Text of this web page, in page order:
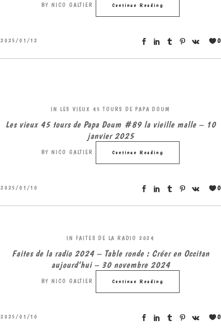
BY NICO GALTIER Continue Reading
2025/01/12 0
IN LES VIEUX 45 TOURS DE PAPA DOUM
Les vieux 45 tours de Papa Doum #89 la vieille malle – 10
janvier 2025
BY NICO GALTIER Continue Reading
2025/01/10 0
IN FAITES DE LA RADIO 2024
Faites de la radio 2024 – Table ronde : Créer en Occitan
aujourd’hui – 30 novembre 2024
BY NICO GALTIER Continue Reading
2025/01/10 0